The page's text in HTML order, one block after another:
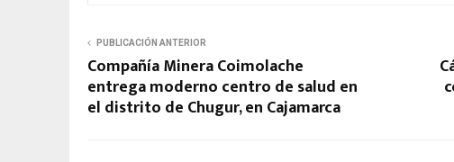
PUBLICACIÓN ANTERIOR
Compañía Minera Coimolache
entrega moderno centro de salud en
el distrito de Chugur, en Cajamarca